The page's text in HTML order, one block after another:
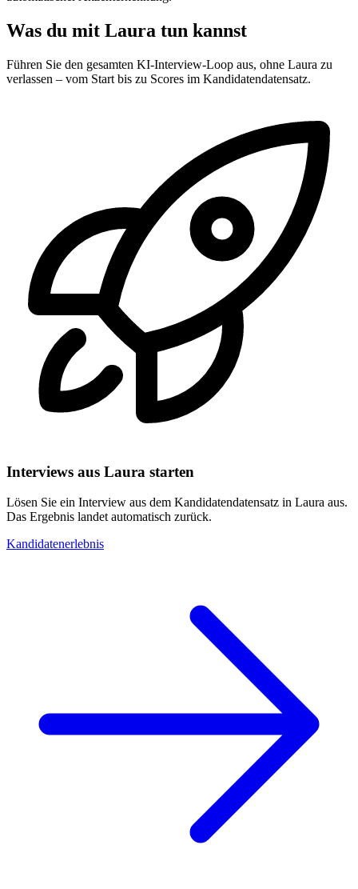
Was du mit Laura tun kannst
Führen Sie den gesamten KI-Interview-Loop aus, ohne Laura zu
verlassen – vom Start bis zu Scores im Kandidatendatensatz.
Interviews aus Laura starten
Lösen Sie ein Interview aus dem Kandidatendatensatz in Laura aus.
Das Ergebnis landet automatisch zurück.
Kandidatenerlebnis